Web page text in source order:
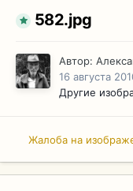
582.jpg
Автор:
16 августа
Другие
Жалоба на